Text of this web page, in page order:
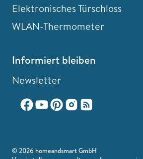
Elektronisches Türschloss
WLAN-Thermometer
Informiert bleiben
Newsletter
© 2026 homeandsmart GmbH